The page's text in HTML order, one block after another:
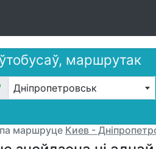
маршрутак
Дніпропетровськ
маршруце Киев -